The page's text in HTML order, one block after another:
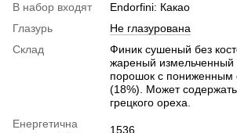
В набор входят
Endorfini: Какао
Глазурь
Не глазурована
Склад
Финик сушеный без
жареный измельченный
порошок с пониженным
(18%). Может
грецкого ореха.
Енергетична
1536